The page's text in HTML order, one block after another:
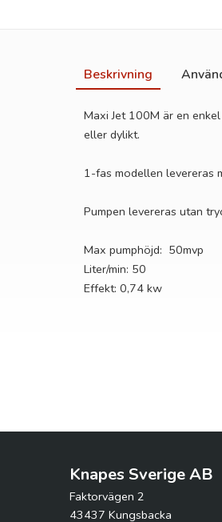
Beskrivning
Maxi Jet 100M är en
eller dylikt.
1-fas modellen levereras
Pumpen levereras utan
Max pumphöjd: 50mvp
Liter/min: 50
Effekt: 0,74 kw
Knapes Sverige AB
Faktorvägen 2
43437 Kungsbacka